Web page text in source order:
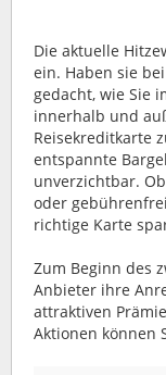
Die aktuelle
ein. Haben sie
gedacht, wie Sie
innerhalb und
Reisekreditkarte
entspannte
unverzichtbar.
oder
richtige Karte
Zum Beginn des
Anbieter ihre
attraktiven
Aktionen können